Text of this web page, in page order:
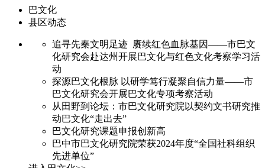
巴文化
县区动态
追寻先秦文明足迹 赓续红色血脉基因——市巴文
化研究会赴达州开展巴文化与红色文化考察学习活
动
探源巴文化根脉 以研学笃行凝聚自信力量——市
巴文化研究会开展巴文化专项考察活动
从田野到论坛：市巴文化研究院以契约文书研究推
动巴文化“走出去”
巴文化研究课题申报创新高
巴中市巴文化研究院荣获2024年度“全国社科组织
先进单位”